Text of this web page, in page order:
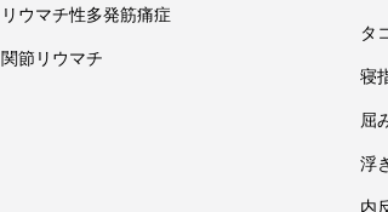
リウマチ性多発筋痛症
関節リウマチ
タ
寝
屈
浮
内